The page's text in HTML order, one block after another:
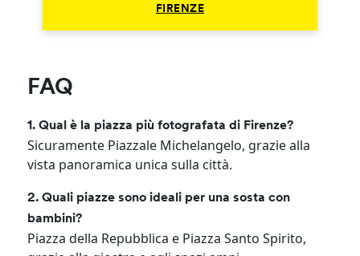
FIRENZE
FAQ
1. Qual è la piazza più fotografata di Firenze?
Sicuramente Piazzale Michelangelo, grazie alla
vista panoramica unica sulla città.
2. Quali piazze sono ideali per una sosta con
bambini?
Piazza della Repubblica e Piazza Santo Spirito,